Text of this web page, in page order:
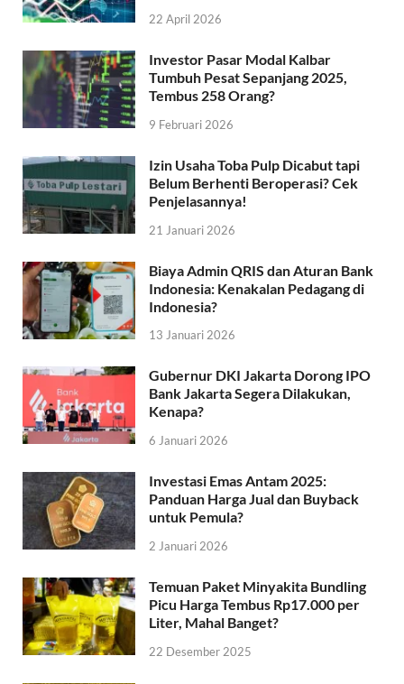
22 April 2026
Investor Pasar Modal Kalbar
Tumbuh Pesat Sepanjang 2025,
Tembus 258 Orang?
9 Februari 2026
Izin Usaha Toba Pulp Dicabut tapi
Belum Berhenti Beroperasi? Cek
Penjelasannya!
21 Januari 2026
Biaya Admin QRIS dan Aturan Bank
Indonesia: Kenakalan Pedagang di
Indonesia?
13 Januari 2026
Gubernur DKI Jakarta Dorong IPO
Bank Jakarta Segera Dilakukan,
Kenapa?
6 Januari 2026
Investasi Emas Antam 2025:
Panduan Harga Jual dan Buyback
untuk Pemula?
2 Januari 2026
Temuan Paket Minyakita Bundling
Picu Harga Tembus Rp17.000 per
Liter, Mahal Banget?
22 Desember 2025